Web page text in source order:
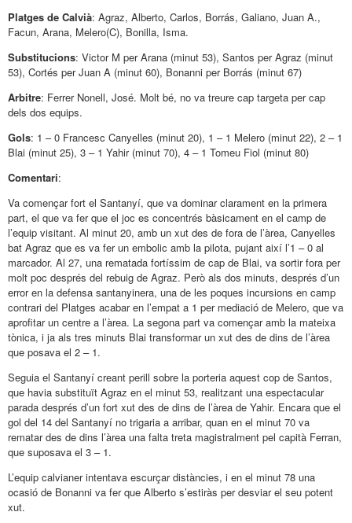
Platges de Calvià: Agraz, Alberto, Carlos, Borrás, Galiano, Juan A.,
Facun, Arana, Melero(C), Bonilla, Isma.
Substitucions: Victor M per Arana (minut 53), Santos per Agraz (minut
53), Cortés per Juan A (minut 60), Bonanni per Borrás (minut 67)
Arbitre: Ferrer Nonell, José. Molt bé, no va treure cap targeta per cap
dels dos equips.
Gols: 1 – 0 Francesc Canyelles (minut 20), 1 – 1 Melero (minut 22), 2 – 1
Blai (minut 25), 3 – 1 Yahir (minut 70), 4 – 1 Tomeu Fiol (minut 80)
Comentari:
Va començar fort el Santanyí, que va dominar clarament en la primera
part, el que va fer que el joc es concentrés bàsicament en el camp de
l’equip visitant. Al minut 20, amb un xut des de fora de l’àrea, Canyelles
bat Agraz que es va fer un embolic amb la pilota, pujant així l’1 – 0 al
marcador. Al 27, una rematada fortíssim de cap de Blai, va sortir fora per
molt poc després del rebuig de Agraz. Però als dos minuts, després d’un
error en la defensa santanyinera, una de les poques incursions en camp
contrari del Platges acabar en l’empat a 1 per mediació de Melero, que va
aprofitar un centre a l’àrea. La segona part va començar amb la mateixa
tònica, i ja als tres minuts Blai transformar un xut des de dins de l’àrea
que posava el 2 – 1.
Seguia el Santanyí creant perill sobre la porteria aquest cop de Santos,
que havia substituït Agraz en el minut 53, realitzant una espectacular
parada després d’un fort xut des de dins de l’àrea de Yahir. Encara que el
gol del 14 del Santanyí no trigaria a arribar, quan en el minut 70 va
rematar des de dins l’àrea una falta treta magistralment pel capità Ferran,
que suposava el 3 – 1.
L’equip calvianer intentava escurçar distàncies, i en el minut 78 una
ocasió de Bonanni va fer que Alberto s’estiràs per desviar el seu potent
xut.